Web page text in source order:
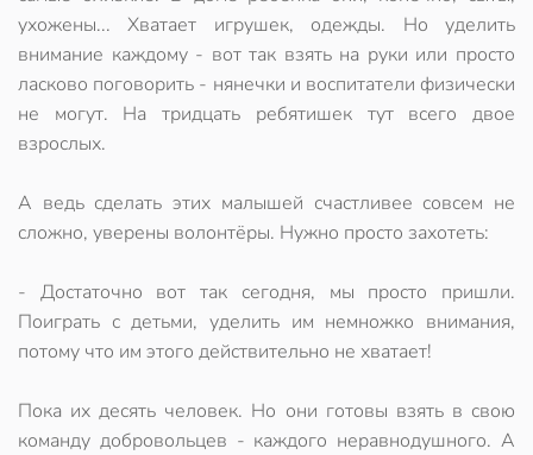
ухожены... Хватает игрушек, одежды. Но уделить
внимание каждому - вот так взять на руки или просто
ласково поговорить - нянечки и воспитатели физически
не могут. На тридцать ребятишек тут всего двое
взрослых.
А ведь сделать этих малышей счастливее совсем не
сложно, уверены волонтёры. Нужно просто захотеть:
- Достаточно вот так сегодня, мы просто пришли.
Поиграть с детьми, уделить им немножко внимания,
потому что им этого действительно не хватает!
Пока их десять человек. Но они готовы взять в свою
команду добровольцев - каждого неравнодушного. А